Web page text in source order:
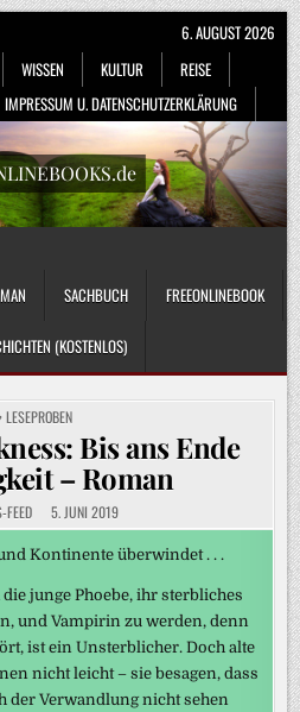
WISSEN KULTUR
REISE
IMPRESSUM U. DATENSCHUTZERKLÄRUNG
6. AUGUST 2026
SACHBUCH FREEONLINEBOOK
(KOSTENLOS)
POSTED
IN
LESEPROBEN
Bis ans Ende
– Roman
FEED 5. JUNI 2019
Kontinente überwindet . . .
junge Phoebe, ihr sterbliches
und Vampirin zu werden, denn
ist ein Unsterblicher. Doch alte
nicht leicht – sie besagen, dass
der Verwandlung nicht sehen